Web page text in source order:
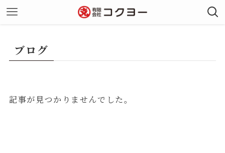
ブログ
記事が見つかりませんでした。